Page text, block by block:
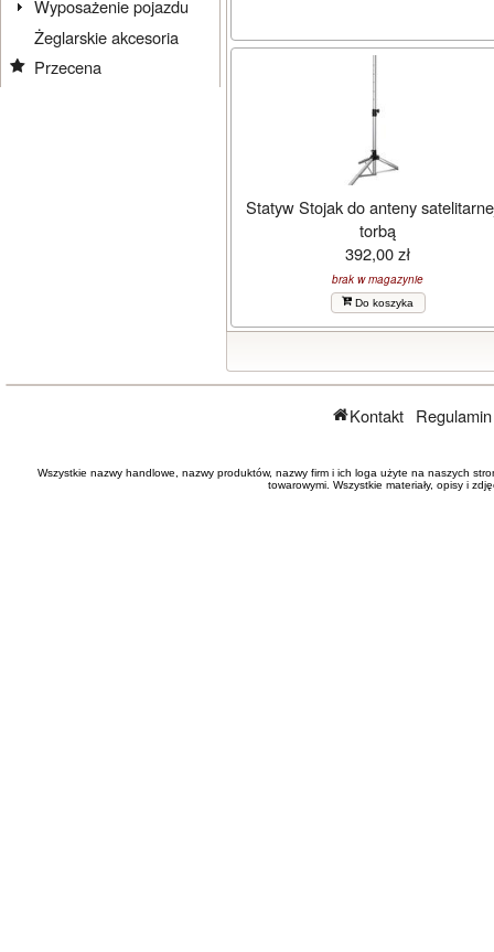
Wyposażenie pojazdu
Żeglarskie akcesoria
Przecena
Statyw Stojak do anteny
torbą
392,00 zł
brak w magazynie
Do koszyka
Kontakt
Wszystkie nazwy handlowe, nazwy produktów, nazwy firm i ich loga użyte na naszych
towarowymi. Wszystkie materiały, opisy i